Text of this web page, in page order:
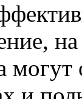
на